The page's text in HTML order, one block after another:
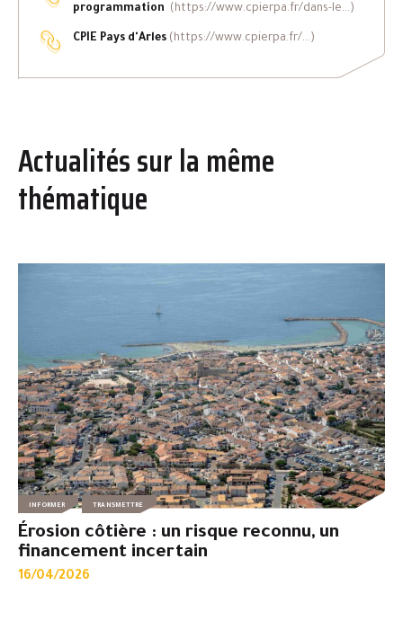
programmation (https://www.cpierpa.fr/dans-le...)
CPIE Pays d'Arles (https://www.cpierpa.fr/...)
Actualités sur la même
thématique
INFORMER TRANSMETTRE
Érosion côtière : un risque reconnu, un
financement incertain
16/04/2026